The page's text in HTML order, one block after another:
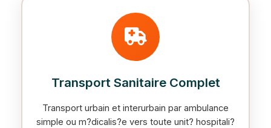
Transport Sanitaire Complet
Transport urbain et interurbain par ambulance
simple ou m?dicalis?e vers toute unit? hospitali?